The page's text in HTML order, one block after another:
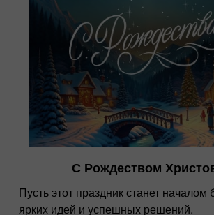
С Рождеством
Пусть этот праздник станет
ярких идей и успешных решений.